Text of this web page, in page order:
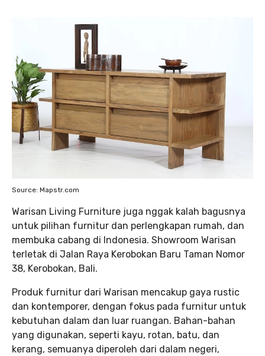
Source: Mapstr.com
Warisan Living Furniture juga nggak kalah bagusnya
untuk pilihan furnitur dan perlengkapan rumah, dan
membuka cabang di Indonesia. Showroom Warisan
terletak di Jalan Raya Kerobokan Baru Taman Nomor
38, Kerobokan, Bali.
Produk furnitur dari Warisan mencakup gaya rustic
dan kontemporer, dengan fokus pada furnitur untuk
kebutuhan dalam dan luar ruangan. Bahan-bahan
yang digunakan, seperti kayu, rotan, batu, dan
kerang, semuanya diperoleh dari dalam negeri,